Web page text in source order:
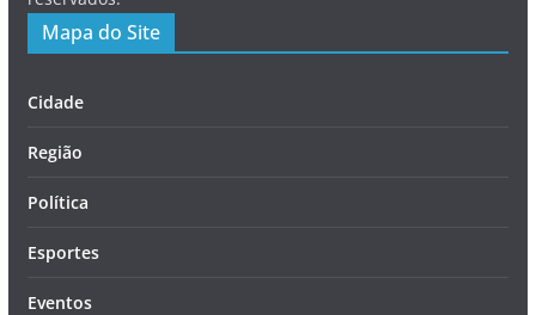
Mapa do Site
Cidade
Região
Política
Esportes
Eventos